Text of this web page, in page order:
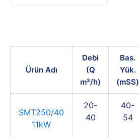
Ürün Adı
Debi
(Q
m³/h)
Bas.
Yük.
(mSS)
SMT250/40
11kW
20-
40
40-
54